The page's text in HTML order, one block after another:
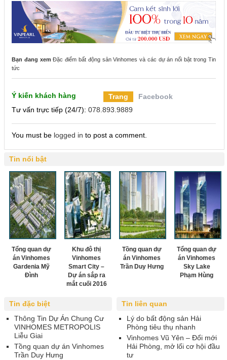
Bạn đang xem Đặc điểm bất động sản Vinhomes và các dự án nổi bật trong Tin
tức
Ý kiến khách hàng Trang
Facebook
Tư vấn trực tiếp (24/7): 078.893.9889
You must be logged in to post a comment.
Tin nổi bật
Tổng quan dự
án Vinhomes
Gardenia Mỹ
Đình
Khu đô thị
Vinhomes
Smart City –
Dự án sắp ra
mắt cuối 2016
Tồng quan dự
án Vinhomes
Trần Duy Hưng
Tổng quan dự
án Vinhomes
Sky Lake
Phạm Hùng
Tin liên quan
Lý do bất động sản Hải
Phòng tiêu thụ nhanh
Vinhomes Vũ Yên – Đổi mới
Hải Phòng, mở lối cơ hội đầu
tư
Tin đặc biệt
Thông Tin Dự Án Chung Cư
VINHOMES METROPOLIS
Liễu Giai
Tồng quan dự án Vinhomes
Trần Duy Hưng